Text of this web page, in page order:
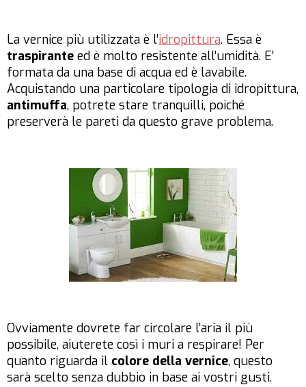
La vernice più utilizzata è l’idropittura. Essa è
traspirante ed è molto resistente all’umidità. E’
formata da una base di acqua ed è lavabile.
Acquistando una particolare tipologia di idropittura,
antimuffa, potrete stare tranquilli, poiché
preserverà le pareti da questo grave problema.
Ovviamente dovrete far circolare l’aria il più
possibile, aiuterete così i muri a respirare! Per
quanto riguarda il colore della vernice, questo
sarà scelto senza dubbio in base ai vostri gusti.